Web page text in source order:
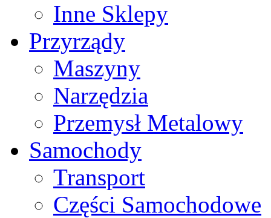
Inne Sklepy
Przyrządy
Maszyny
Narzędzia
Przemysł Metalowy
Samochody
Transport
Części Samochodowe